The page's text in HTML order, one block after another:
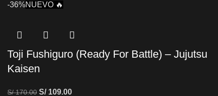
-36%NUEVO 🔥
Toji Fushiguro (Ready For Battle) – Jujutsu
Kaisen
S/170.00 S/109.00